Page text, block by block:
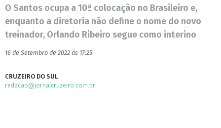
O Santos ocupa a 10ª colocação no Brasileiro e,
enquanto a diretoria não define o nome do novo
treinador, Orlando Ribeiro segue como interino
16 de Setembro de 2022 às 17:25
CRUZEIRO DO SUL
redacao@jornalcruzeiro.com.br